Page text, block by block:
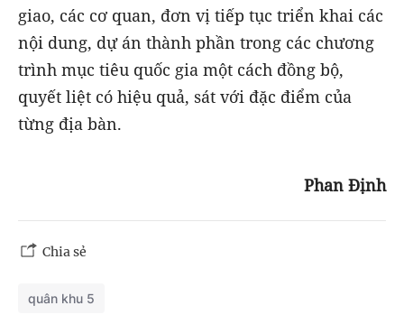
giao, các cơ quan, đơn vị tiếp tục triển khai các
nội dung, dự án thành phần trong các chương
trình mục tiêu quốc gia một cách đồng bộ,
quyết liệt có hiệu quả, sát với đặc điểm của
từng địa bàn.
Phan Định
Chia sẻ
quân khu 5